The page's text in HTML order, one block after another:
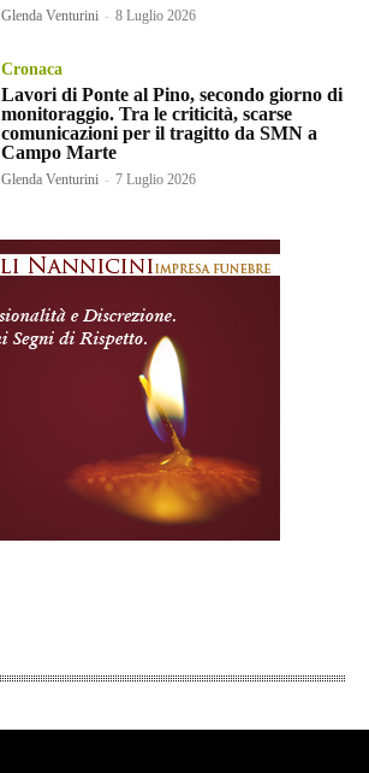
Glenda Venturini - 8 Luglio 2026
Cronaca
Lavori di Ponte al Pino, secondo giorno di
monitoraggio. Tra le criticità, scarse
comunicazioni per il tragitto da SMN a
Campo Marte
Glenda Venturini - 7 Luglio 2026